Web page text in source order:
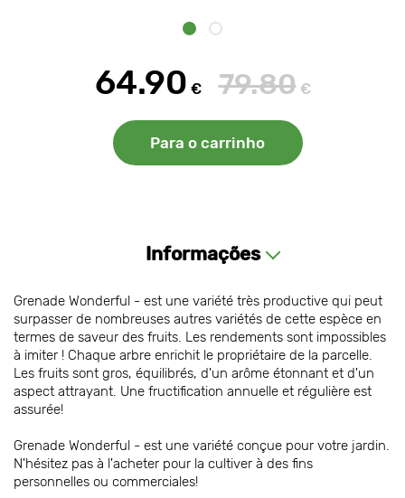
64.90 € 79.80 €
Para o carrinho
Informações
Grenade Wonderful - est une variété très productive qui peut
surpasser de nombreuses autres variétés de cette espèce en
termes de saveur des fruits. Les rendements sont impossibles
à imiter ! Chaque arbre enrichit le propriétaire de la parcelle.
Les fruits sont gros, équilibrés, d'un arôme étonnant et d'un
aspect attrayant. Une fructification annuelle et régulière est
assurée!
Grenade Wonderful - est une variété conçue pour votre jardin.
N'hésitez pas à l'acheter pour la cultiver à des fins
personnelles ou commerciales!